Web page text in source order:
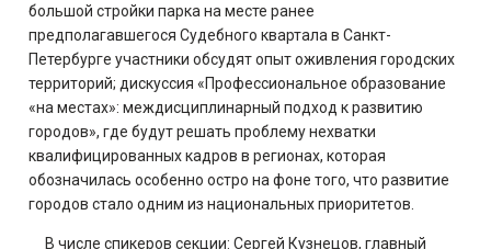
большой стройки парка на месте ранее
предполагавшегося Судебного квартала в Санкт-
Петербурге участники обсудят опыт оживления городских
территорий; дискуссия «Профессиональное образование
«на местах»: междисциплинарный подход к развитию
городов», где будут решать проблему нехватки
квалифицированных кадров в регионах, которая
обозначилась особенно остро на фоне того, что развитие
городов стало одним из национальных приоритетов.
В числе спикеров секции: Сергей Кузнецов, главный